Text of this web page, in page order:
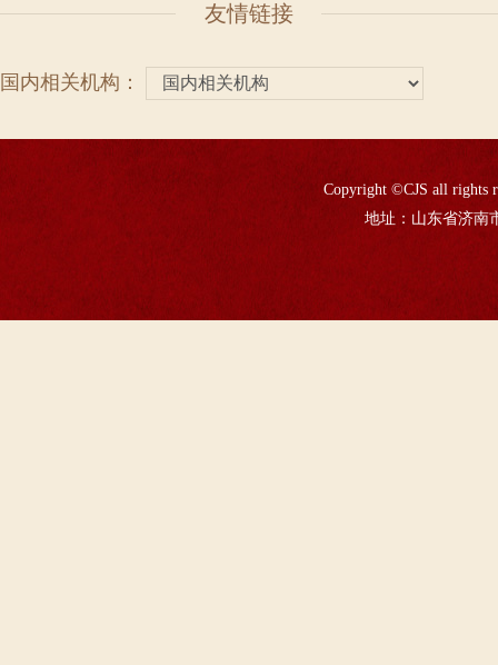
友情链接
国内相关机构：
Copyright ©CJS all rights
地址：山东省济南